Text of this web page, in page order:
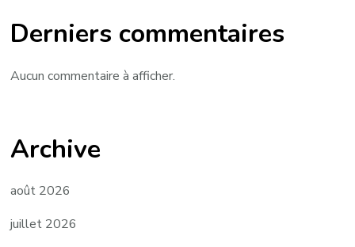
Derniers commentaires
Aucun commentaire à afficher.
Archive
août 2026
juillet 2026